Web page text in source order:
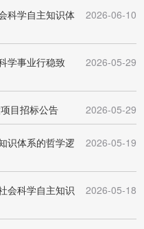
科学自主知识体
2026-06-10
学事业行稳致
2026-05-29
目招标公告 2026-05-29
识体系的哲学逻
2026-05-19
会科学自主知识
2026-05-18